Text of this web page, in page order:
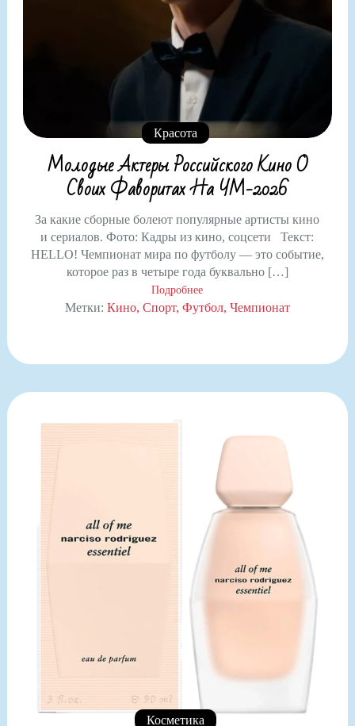
Красота
Молодые Актеры Российского Кино О
Своих Фаворитах На ЧМ-2026
За какие сборные болеют популярные артисты кино
и сериалов. Фото: Кадры из кино, соцсети Текст:
HELLO! Чемпионат мира по футболу — это событие,
которое раз в четыре года буквально […]
Подробнее
Метки: Кино Спорт Футбол Чемпионат
Косметика